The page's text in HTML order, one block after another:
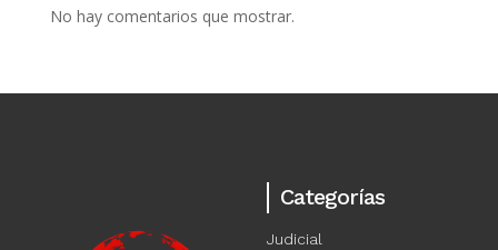
No hay comentarios que mostrar.
Categorías
Judicial